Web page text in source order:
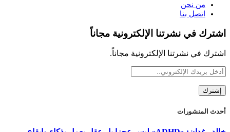
من نحن
اتصل بنا
اشترك في نشرتنا الإلكترونية مجاناً
اشترك في نشرتنا الإلكترونية مجاناً.
أحدث المنشورات